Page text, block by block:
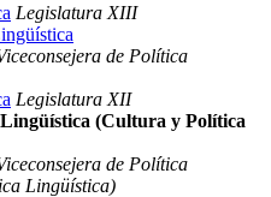
Legislatura XIII
de Política
Legislatura XII
(Cultura y Política
de Política
Lingüística)